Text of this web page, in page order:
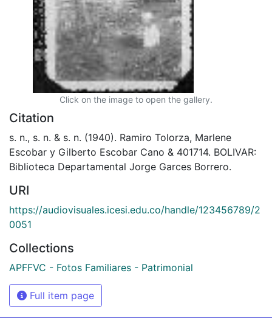
Click on the image to open the gallery.
Citation
s. n., s. n. & s. n. (1940). Ramiro Tolorza, Marlene
Escobar y Gilberto Escobar Cano & 401714. BOLIVAR:
Biblioteca Departamental Jorge Garces Borrero.
URI
https://audiovisuales.icesi.edu.co/handle/123456789/2
0051
Collections
APFFVC - Fotos Familiares - Patrimonial
Full item page